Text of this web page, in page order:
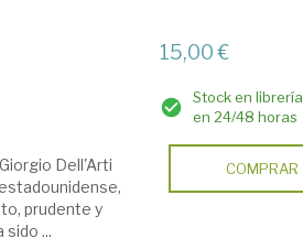
Dell'Arti
prudente y
...
15,00 €
Stock en
en 24/48 horas
COMPRAR